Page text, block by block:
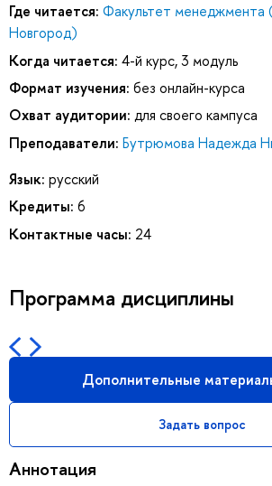
Где читается: Факультет менеджмента
Новгород)
Когда читается: 4-й курс, 3 модуль
Формат изучения: без онлайн-курса
Охват аудитории: для своего кампуса
Преподаватели: Бутрюмова Надежда
Язык: русский
Кредиты: 6
Контактные часы: 24
Программа дисциплины
Дополнительные
Задать вопрос
Аннотация